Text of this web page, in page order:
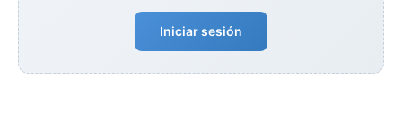
Iniciar sesión